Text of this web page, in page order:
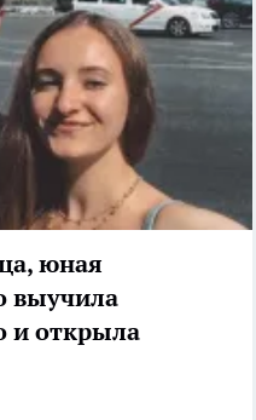
юная
выучила
и открыла